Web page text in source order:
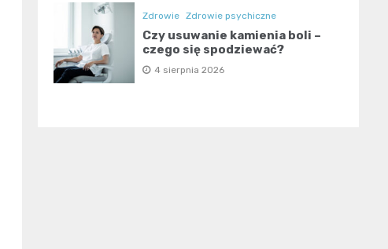
Zdrowie Zdrowie psychiczne
Czy usuwanie kamienia boli –
czego się spodziewać?
4 sierpnia 2026